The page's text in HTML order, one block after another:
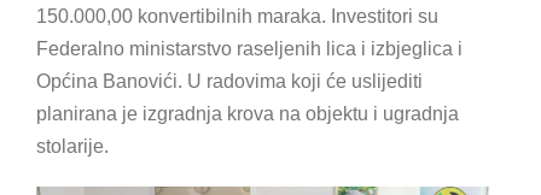
150.000,00 konvertibilnih maraka. Investitori su
Federalno ministarstvo raseljenih lica i izbjeglica i
Općina Banovići. U radovima koji će uslijediti
planirana je izgradnja krova na objektu i ugradnja
stolarije.